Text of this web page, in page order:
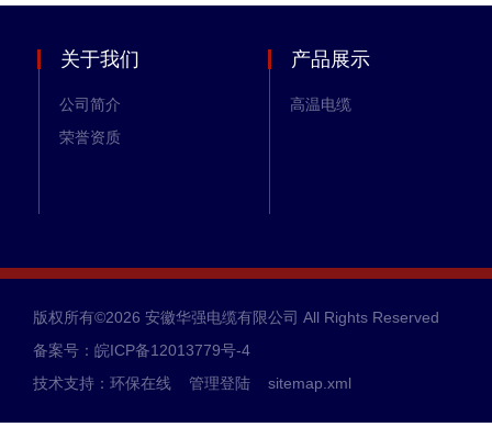
关于我们
公司简介
荣誉资质
产品展示
高温电缆
版权所有©2026 安徽华强电缆有限公司 All Rights Reserved
备案号：皖ICP备12013779号-4
技术支持： 环保在线 管理登陆 sitemap.xml